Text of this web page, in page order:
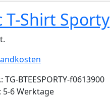
T-Shirt Sporty
TG-BTEESPORTY-f0613900
5-6 Werktage